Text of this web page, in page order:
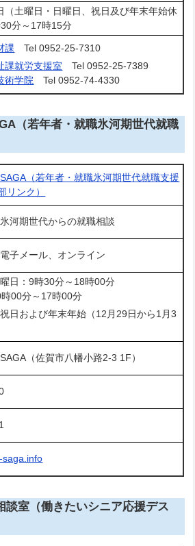
（土曜日・日曜日、祝日及び年末年始休
分～17時15分
課 Tel 0952-25-7310
課就労支援室 Tel 0952-25-7389
術学院 Tel 0952-74-4330
（若年者・就職氷河期世代就職
（若年者・就職氷河期世代就職支援
リンク）
河期世代からの就職相談
子メール、オンライン
曜日：9時30分～18時00分
時00分～17時00分
日および年末年始（12月29日から1月3
（佐賀市八幡小路2-3 1F）
saga.info
談室（働きたいシニア応援デス